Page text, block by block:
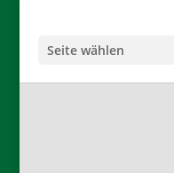
Seite wählen